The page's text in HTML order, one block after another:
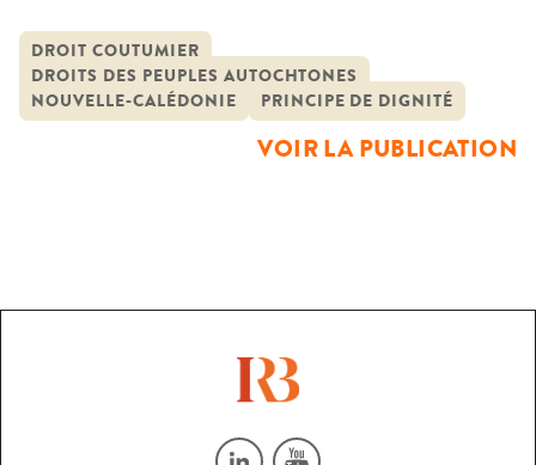
conciliant respect de l’égalité des individus et quête
identitaire. Cette expérience a mis la norme
constitutionnelle qui fonde la reconnaissance de l’altérité
juridique et sociale – l’article 75 de la constitution – […]
DROIT COUTUMIER
DROITS DES PEUPLES AUTOCHTONES
NOUVELLE-CALÉDONIE
PRINCIPE DE DIGNITÉ
VOIR LA PUBLICATION